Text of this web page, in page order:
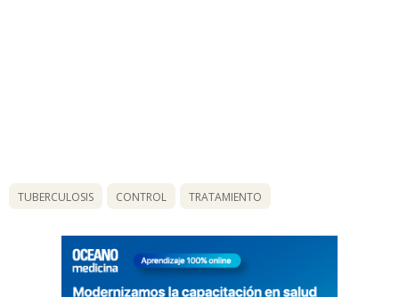
TUBERCULOSIS CONTROL TRATAMIENTO